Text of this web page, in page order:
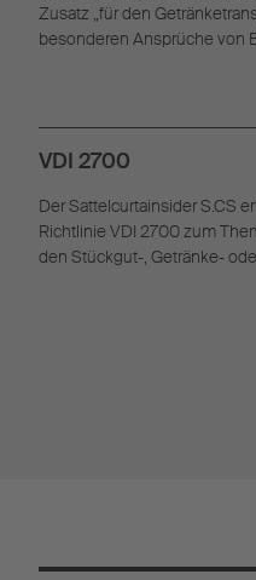
Zusatz „für den
besonderen Ansprüche von
VDI 2700
Der Sattelcurtainsider S.CS
Richtlinie VDI 2700 zum
den Stückgut-, Getränke-